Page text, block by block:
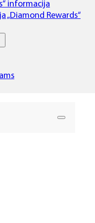
informacija
„Diamond Rewards“